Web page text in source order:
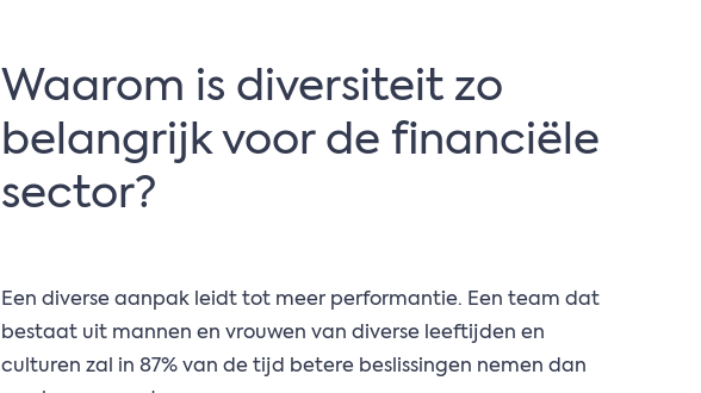
Waarom is diversiteit zo
belangrijk voor de financiële
sector?
Een diverse aanpak leidt tot meer performantie. Een team dat
bestaat uit mannen en vrouwen van diverse leeftijden en
culturen zal in 87% van de tijd betere beslissingen nemen dan